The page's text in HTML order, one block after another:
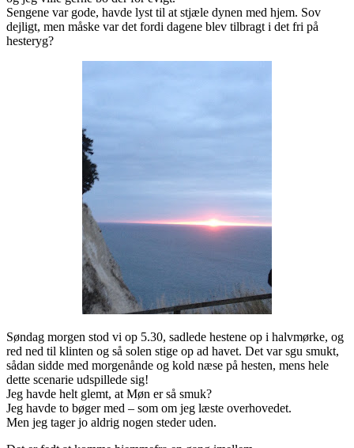
Sengene var gode, havde lyst til at stjæle dynen med hjem. Sov
dejligt, men måske var det fordi dagene blev tilbragt i det fri på
hesteryg?
Søndag morgen stod vi op 5.30, sadlede hestene op i halvmørke, og
red ned til klinten og så solen stige op ad havet. Det var sgu smukt,
sådan sidde med morgenånde og kold næse på hesten, mens hele
dette scenarie udspillede sig!
Jeg havde helt glemt, at Møn er så smuk?
Jeg havde to bøger med – som om jeg læste overhovedet.
Men jeg tager jo aldrig nogen steder uden.